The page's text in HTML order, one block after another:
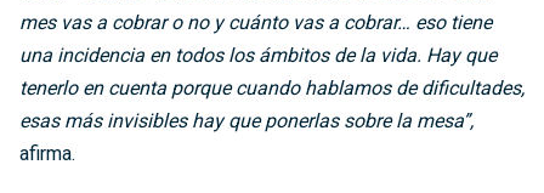
mes vas a cobrar o no y cuánto vas a cobrar… eso tiene
una incidencia en todos los ámbitos de la vida. Hay que
tenerlo en cuenta porque cuando hablamos de dificultades,
esas más invisibles hay que ponerlas sobre la mesa”,
afirma.